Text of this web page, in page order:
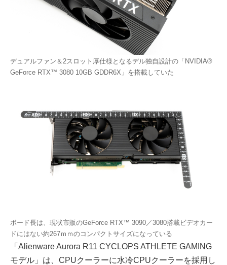
デュアルファン＆2スロット厚仕様となるデル独自設計の「NVIDIA®
GeForce RTX™ 3080 10GB GDDR6X」を搭載していた
ボード長は、現状市販のGeForce RTX™ 3090／3080搭載ビデオカー
ドにはない約267ｍｍのコンパクトサイズになっている
「Alienware Aurora R11 CYCLOPS ATHLETE GAMING
モデル」は、CPUクーラーに水冷CPUクーラーを採用し